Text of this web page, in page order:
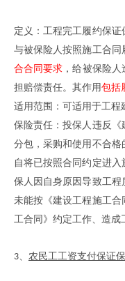
定义：工程完工履约保
与被保险人按照施工合同
合合同要求 ，给被保险
担赔偿责任。其作用包括
适用范围：可适用于工程
保险责任：投保人违反
分包，采购和使用不合
自将已按照合同约定进
保人因自身原因导致工程
未能按《建设工程施工
工合同》约定工作、造成
3、 农民工工资支付保证